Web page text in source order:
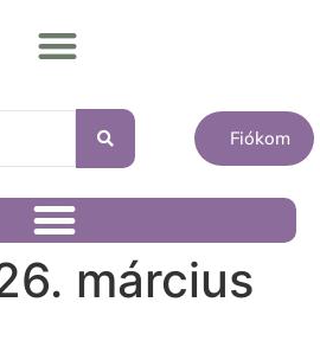
Fiókom
március